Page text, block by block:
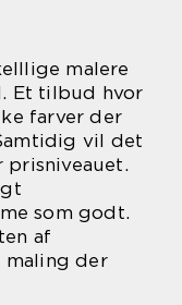
malere
Et tilbud hvor
farver der
vil det
som godt.
af
maling der